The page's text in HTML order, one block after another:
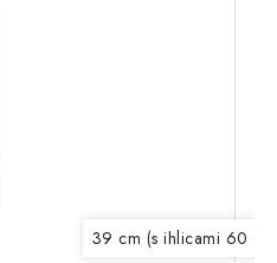
39 cm (s ihlicami 60